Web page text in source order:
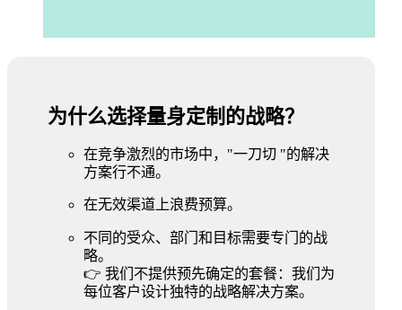
为什么选择量身定制的战略？
在竞争激烈的市场中，"一刀切 "的解决
方案行不通。
在无效渠道上浪费预算。
不同的受众、部门和目标需要专门的战
略。
👉 我们不提供预先确定的套餐：我们为
每位客户设计独特的战略解决方案。